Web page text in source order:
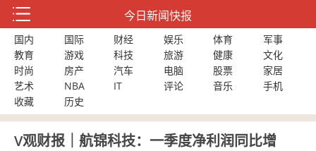
今日新闻快报
国内 国际 财经 娱乐 体育
军事
教育
游戏 科技 旅游 健康
文化
时尚
房产 汽车 电脑 股票
家居
艺术
NBA IT 评论 音乐
手机
收藏
历史
V观财报｜航锦科技：一季度净利润同比增